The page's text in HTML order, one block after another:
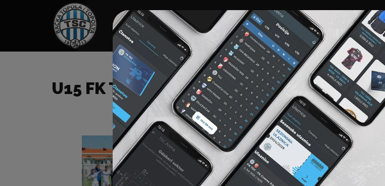
HOME TÁMOGATÓK NEWS GALÉRIA „A” CSAPAT TAGSÁG JEGYEK AKKREDITÁCIÓ
U15 FK TSC – FK RADNIČKI 1912 (S)